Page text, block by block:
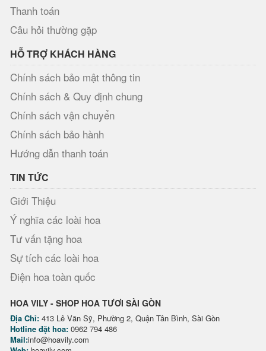
Thanh toán
Câu hỏi thường gặp
HỖ TRỢ KHÁCH HÀNG
Chính sách bảo mật thông tin
Chính sách & Quy định chung
Chính sách vận chuyển
Chính sách bảo hành
Hướng dẫn thanh toán
TIN TỨC
Giới Thiệu
Ý nghĩa các loài hoa
Tư vấn tặng hoa
Sự tích các loài hoa
Điện hoa toàn quốc
HOA VILY - SHOP HOA TƯƠI SÀI GÒN
Địa Chỉ: 413 Lê Văn Sỹ, Phường 2, Quận Tân Bình, Sài Gòn
Hotline đặt hoa: 0962 794 486
Mail:info@hoavily.com